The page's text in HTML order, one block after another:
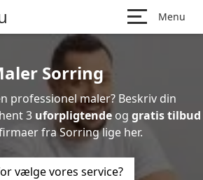
Menu
Sorring
professionel maler? Beskriv din
3 uforpligtendeog gratis tilbud
fra Sorring lige her.
vælge vores service?